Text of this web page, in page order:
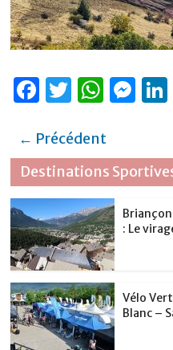
F
c
e
b
o
o
k
T
it
te
r
W
at
s
A
p
p
M
e
n
g
← Précédent
Destinations
: Le
Vélo
Blanc –